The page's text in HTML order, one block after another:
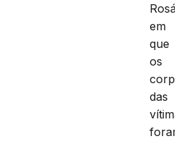
em
que
os
das